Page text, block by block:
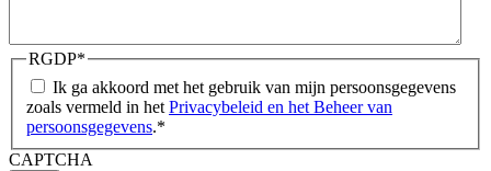
RGDP*
Ik ga akkoord met het gebruik van mijn persoonsgegevens
zoals vermeld in het Privacybeleid en het Beheer van
persoonsgegevens.*
CAPTCHA